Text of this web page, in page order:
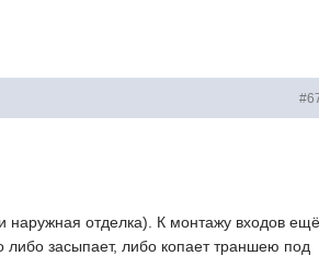
наружная отделка). К монтажу входов ещё
либо засыпает, либо копает траншею под